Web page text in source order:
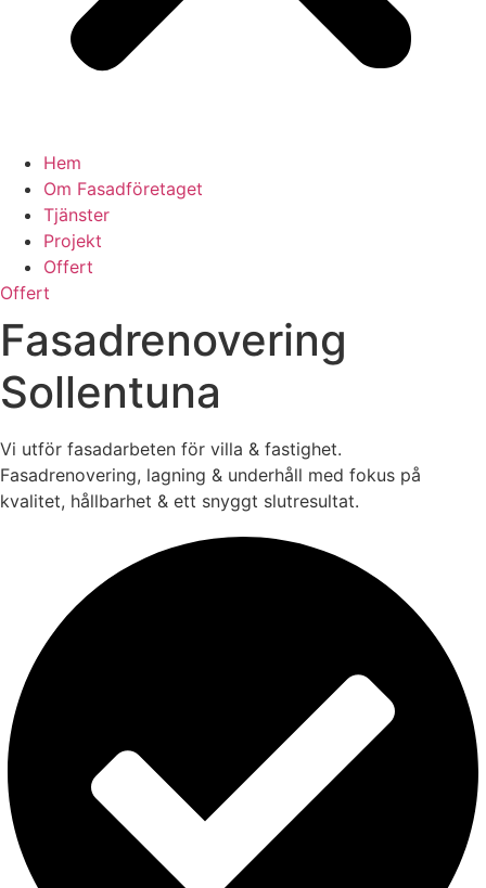
Hem
Om Fasadföretaget
Tjänster
Projekt
Offert
Offert
Fasadrenovering
Sollentuna
Vi utför fasadarbeten för villa & fastighet.
Fasadrenovering, lagning & underhåll med fokus på
kvalitet, hållbarhet & ett snyggt slutresultat.